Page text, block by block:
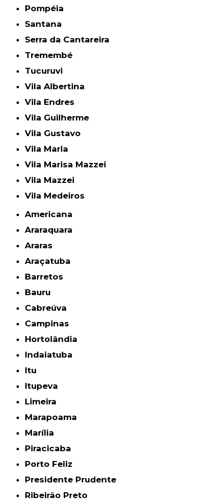
Pompéia
Santana
Serra da Cantareira
Tremembé
Tucuruvi
Vila Albertina
Vila Endres
Vila Guilherme
Vila Gustavo
Vila Maria
Vila Marisa Mazzei
Vila Mazzei
Vila Medeiros
Americana
Araraquara
Araras
Araçatuba
Barretos
Bauru
Cabreúva
Campinas
Hortolândia
Indaiatuba
Itu
Itupeva
Limeira
Marapoama
Marília
Piracicaba
Porto Feliz
Presidente Prudente
Ribeirão Preto